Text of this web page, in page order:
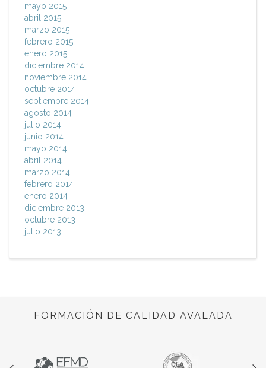
mayo 2015
abril 2015
marzo 2015
febrero 2015
enero 2015
diciembre 2014
noviembre 2014
octubre 2014
septiembre 2014
agosto 2014
julio 2014
junio 2014
mayo 2014
abril 2014
marzo 2014
febrero 2014
enero 2014
diciembre 2013
octubre 2013
julio 2013
FORMACIÓN DE CALIDAD AVALADA